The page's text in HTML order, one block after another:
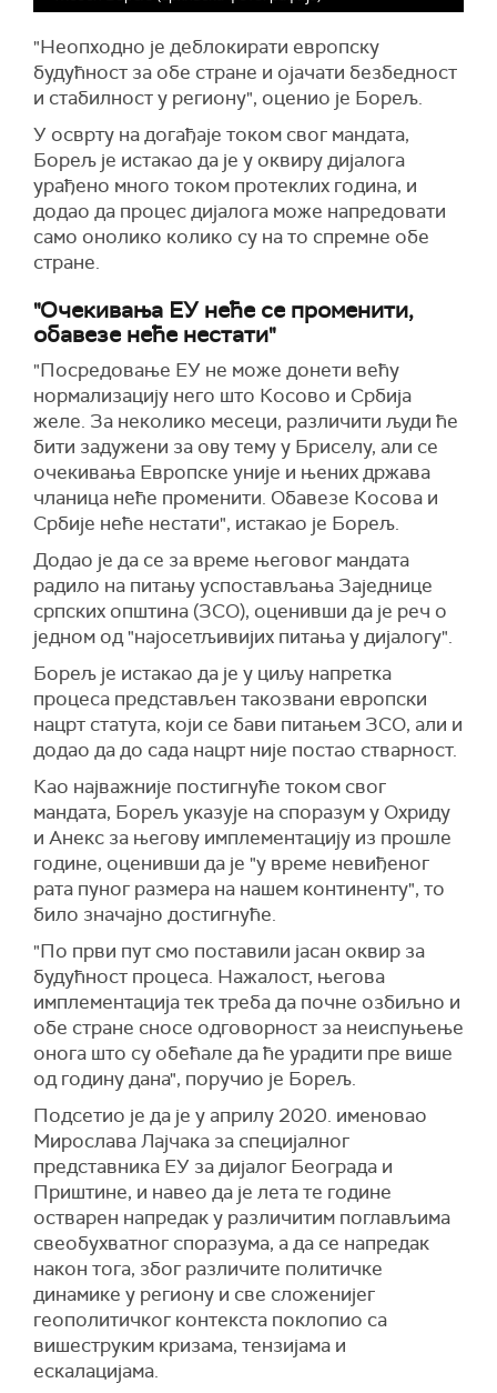
"Неопходно је деблокирати европску
будућност за обе стране и ојачати безбедност
и стабилност у региону", оценио је Борељ.
У осврту на догађаје током свог мандата,
Борељ је истакао да је у оквиру дијалога
урађено много током протеклих година, и
додао да процес дијалога може напредовати
само онолико колико су на то спремне обе
стране.
"Очекивања ЕУ неће се променити,
обавезе неће нестати"
"Посредовање ЕУ не може донети већу
нормализацију него што Косово и Србија
желе. За неколико месеци, различити људи ће
бити задужени за ову тему у Бриселу, али се
очекивања Европске уније и њених држава
чланица неће променити. Обавезе Косова и
Србије неће нестати", истакао је Борељ.
Додао је да се за време његовог мандата
радило на питању успостављања Заједнице
српских општина (ЗСО), оценивши да је реч о
једном од "најосетљивијих питања у дијалогу".
Борељ је истакао да је у циљу напретка
процеса представљен такозвани европски
нацрт статута, који се бави питањем ЗСО, али и
додао да до сада нацрт није постао стварност.
Као најважније постигнуће током свог
мандата, Борељ указује на споразум у Охриду
и Анекс за његову имплементацију из прошле
године, оценивши да је "у време невиђеног
рата пуног размера на нашем континенту", то
било значајно достигнуће.
"По први пут смо поставили јасан оквир за
будућност процеса. Нажалост, његова
имплементација тек треба да почне озбиљно и
обе стране сносе одговорност за неиспуњење
онога што су обећале да ће урадити пре више
од годину дана", поручио је Борељ.
Подсетио је да је у априлу 2020. именовао
Мирослава Лајчака за специјалног
представника ЕУ за дијалог Београда и
Приштине, и навео да је лета те године
остварен напредак у различитим поглављима
свеобухватног споразума, а да се напредак
након тога, због различите политичке
динамике у региону и све сложенијег
геополитичког контекста поклопио са
вишеструким кризама, тензијама и
ескалацијама.